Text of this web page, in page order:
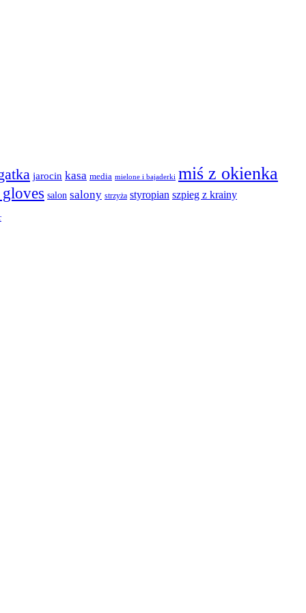
jarocin kasa media mielone i bajaderki miś z okienka
salon salony strzyża styropian szpieg z krainy